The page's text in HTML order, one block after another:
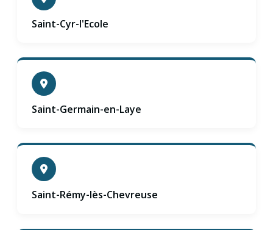
Saint-Cyr-l'Ecole
Saint-Germain-en-Laye
Saint-Rémy-lès-Chevreuse